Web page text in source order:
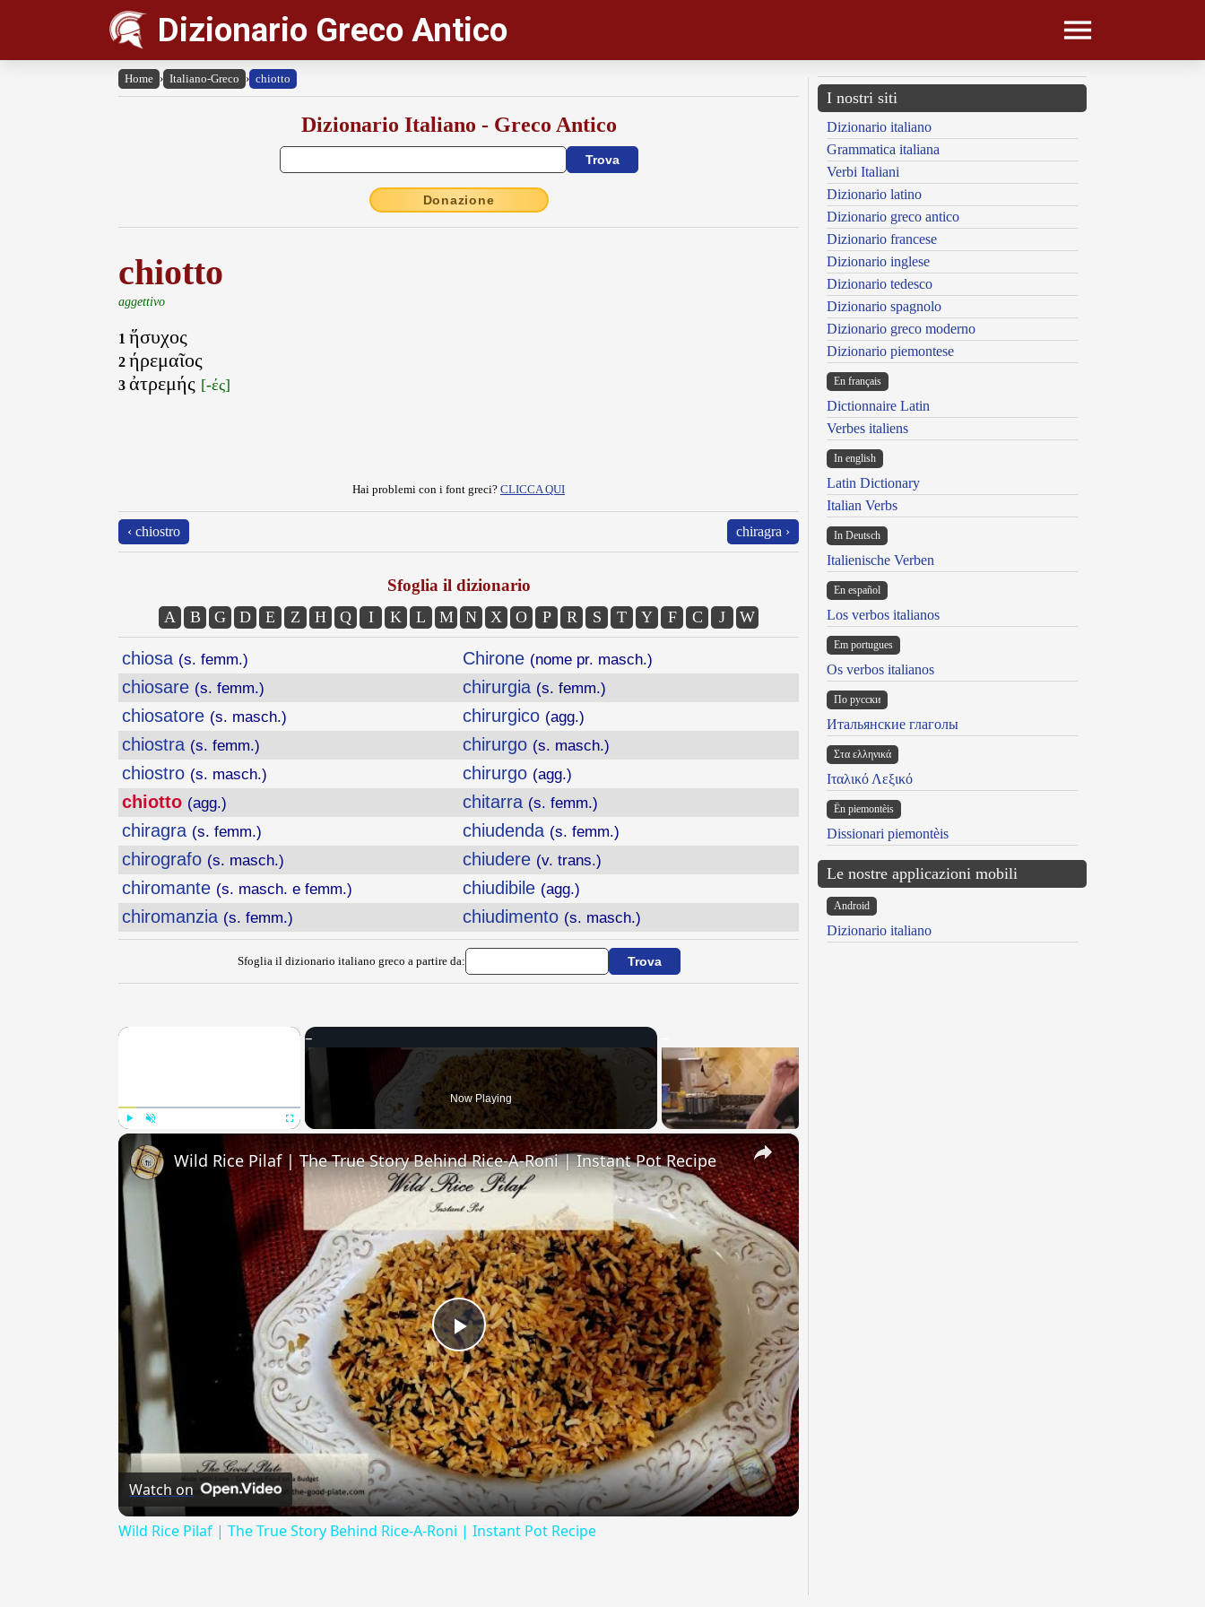
Dizionario Greco Antico
Home › Italiano-Greco › chiotto
Dizionario Italiano - Greco Antico
Donazione
chiotto
aggettivo
1 ἥσυχος
2 ήρεμαῖος
3 ἀτρεμής [-ές]
Hai problemi con i font greci? CLICCA QUI
‹ chiostro chiragra ›
Sfoglia il dizionario
A B G D E Z H Q I K L M N X O P R S T Y F C J W
chiosa (s. femm.)
chiosare (s. femm.)
chiosatore (s. masch.)
chiostra (s. femm.)
chiostro (s. masch.)
chiotto (agg.)
chiragra (s. femm.)
chirografo (s. masch.)
chiromante (s. masch. e femm.)
chiromanzia (s. femm.)
Chirone (nome pr. masch.)
chirurgia (s. femm.)
chirurgico (agg.)
chirurgo (s. masch.)
chirurgo (agg.)
chitarra (s. femm.)
chiudenda (s. femm.)
chiudere (v. trans.)
chiudibile (agg.)
chiudimento (s. masch.)
Sfoglia il dizionario italiano greco a partire da:
×
Unmute Fullscreen
Now Playing
×
Play
Video
Wild Rice Pilaf | The True Story Behind Rice-A-Roni | Instant Pot Recipe
Watch on
Wild Rice Pilaf | The True Story Behind Rice-A-Roni | Instant Pot Recipe
I nostri siti
Dizionario italiano
Grammatica italiana
Verbi Italiani
Dizionario latino
Dizionario greco antico
Dizionario francese
Dizionario inglese
Dizionario tedesco
Dizionario spagnolo
Dizionario greco moderno
Dizionario piemontese
En français
Dictionnaire Latin
Verbes italiens
In english
Latin Dictionary
Italian Verbs
In Deutsch
Italienische Verben
En español
Los verbos italianos
Em portugues
Os verbos italianos
По русски
Итальянские глаголы
Στα ελληνικά
Ιταλικό Λεξικό
Ën piemontèis
Dissionari piemontèis
Le nostre applicazioni mobili
Android
Dizionario italiano